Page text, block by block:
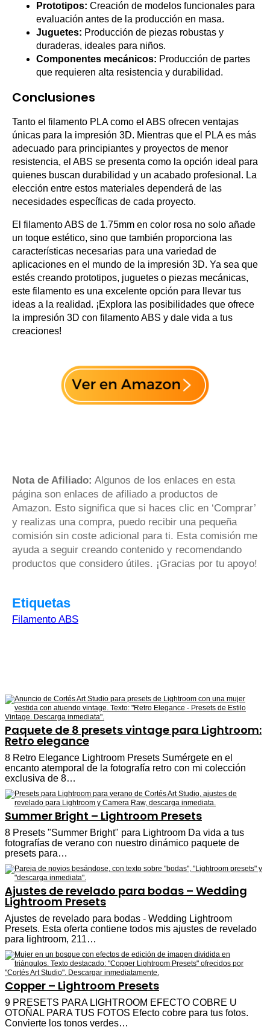
Prototipos: Creación de modelos funcionales para
evaluación antes de la producción en masa.
Juguetes: Producción de piezas robustas y
duraderas, ideales para niños.
Componentes mecánicos: Producción de partes
que requieren alta resistencia y durabilidad.
Conclusiones
Tanto el filamento PLA como el ABS ofrecen ventajas
únicas para la impresión 3D. Mientras que el PLA es más
adecuado para principiantes y proyectos de menor
resistencia, el ABS se presenta como la opción ideal para
quienes buscan durabilidad y un acabado profesional. La
elección entre estos materiales dependerá de las
necesidades específicas de cada proyecto.
El filamento ABS de 1.75mm en color rosa no solo añade
un toque estético, sino que también proporciona las
características necesarias para una variedad de
aplicaciones en el mundo de la impresión 3D. Ya sea que
estés creando prototipos, juguetes o piezas mecánicas,
este filamento es una excelente opción para llevar tus
ideas a la realidad. ¡Explora las posibilidades que ofrece
la impresión 3D con filamento ABS y dale vida a tus
creaciones!
Nota de Afiliado: Algunos de los enlaces en esta
página son enlaces de afiliado a productos de
Amazon. Esto significa que si haces clic en ‘Comprar’
y realizas una compra, puedo recibir una pequeña
comisión sin coste adicional para ti. Esta comisión me
ayuda a seguir creando contenido y recomendando
productos que considero útiles. ¡Gracias por tu apoyo!
Etiquetas
Filamento ABS
Paquete de 8 presets vintage para Lightroom:
Retro elegance
8 Retro Elegance Lightroom Presets Sumérgete en el
encanto atemporal de la fotografía retro con mi colección
exclusiva de 8…
Summer Bright – Lightroom Presets
8 Presets "Summer Bright" para Lightroom Da vida a tus
fotografías de verano con nuestro dinámico paquete de
presets para…
Ajustes de revelado para bodas – Wedding
Lightroom Presets
Ajustes de revelado para bodas - Wedding Lightroom
Presets. Esta oferta contiene todos mis ajustes de revelado
para lightroom, 211…
Copper – Lightroom Presets
9 PRESETS PARA LIGHTROOM EFECTO COBRE U
OTOÑAL PARA TUS FOTOS Efecto cobre para tus fotos.
Convierte los tonos verdes…